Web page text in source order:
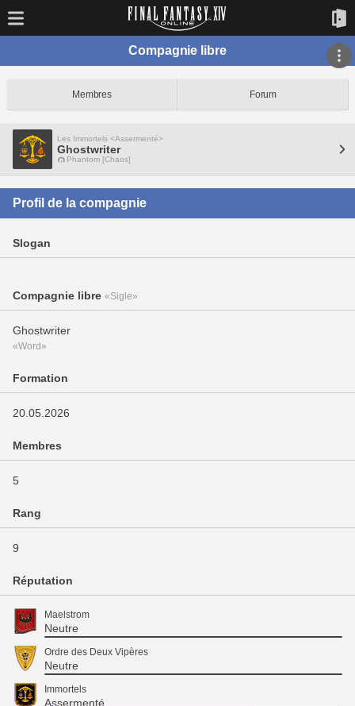
Compagnie libre
Membres Forum
Les Immortels <Assermenté>
Ghostwriter
Phantom [Chaos]
Profil de la compagnie
Slogan
Compagnie libre «Sigle»
Ghostwriter
«Word»
Formation
20.05.2026
Membres
5
Rang
9
Réputation
Maelstrom
Neutre
Ordre des Deux Vipères
Neutre
Immortels
Assermenté